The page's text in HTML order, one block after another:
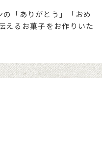
「ありがとう」「おめ
えるお菓子をお作りいた